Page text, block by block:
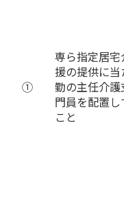
①
専ら指定居宅
援の提供に当
勤の主任介護
門員を配置し
こと